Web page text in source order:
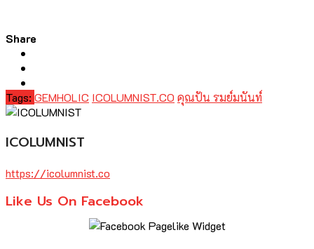
Share
Tags: GEMHOLIC ICOLUMNIST.CO คุณปัน รมย์มนันท์
ICOLUMNIST
https://icolumnist.co
Like Us On Facebook